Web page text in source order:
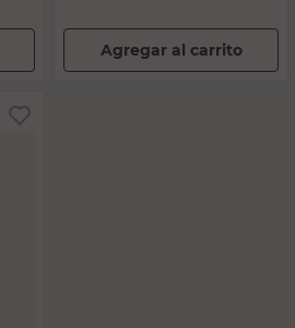
Agregar al carrito